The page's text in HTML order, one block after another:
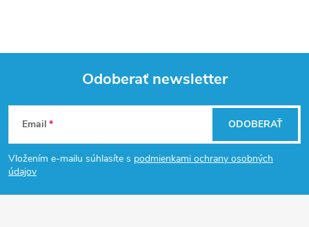
Z
á
p
Odoberať newsletter
Email
Vložením e-mailu súhlasíte s podmienkami ochrany osobných
údajov
ODOBERAŤ